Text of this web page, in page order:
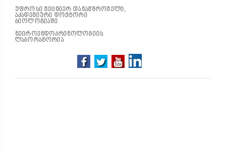
უფროსი მეცნიერ თანამშრომელი,
აკადემიური დოქტორი
ბიოლოგიაში
ნეიროენდოკრინოლოგიის
ლაბორატორია